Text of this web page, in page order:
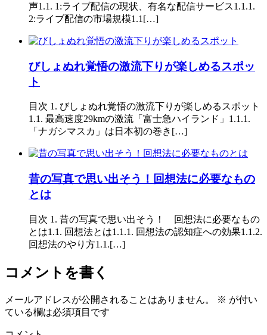
声1.1. 1:ライブ配信の現状、有名な配信サービス1.1.1.
2:ライブ配信の市場規模1.1[…]
びしょぬれ覚悟の激流下りが楽しめるスポッ
ト
目次 1. びしょぬれ覚悟の激流下りが楽しめるスポット
1.1. 最高速度29kmの激流「富士急ハイランド」1.1.1.
「ナガシマスカ」は日本初の巻き[…]
昔の写真で思い出そう！回想法に必要なもの
とは
目次 1. 昔の写真で思い出そう！ 回想法に必要なもの
とは1.1. 回想法とは1.1.1. 回想法の認知症への効果1.1.2.
回想法のやり方1.1.[…]
コメントを書く
メールアドレスが公開されることはありません。 ※ が付い
ている欄は必須項目です